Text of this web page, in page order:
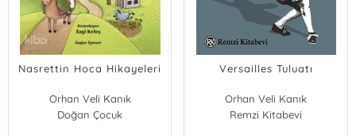
Nasrettin Hoca Hikayeleri
Orhan Veli Kanık
Doğan Çocuk
Versailles Tuluatı
Orhan Veli Kanık
Arza Erhat
Remzi Kitabevi